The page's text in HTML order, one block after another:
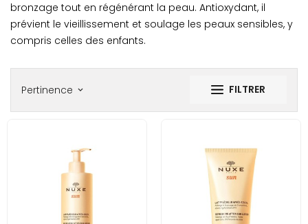
bronzage tout en régénérant la peau. Antioxydant, il
prévient le vieillissement et soulage les peaux sensibles, y
compris celles des enfants.
Pertinence keyboard_arrow_down FILTRER